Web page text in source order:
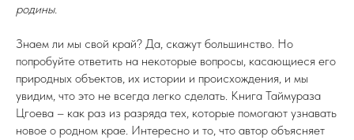
родины.
Знаем ли мы свой край? Да, скажут большинство. Но
попробуйте ответить на некоторые вопросы, касающиеся его
природных объектов, их истории и происхождения, и мы
увидим, что это не всегда легко сделать. Книга Таймураза
Цгоева – как раз из разряда тех, которые помогают узнавать
новое о родном крае. Интересно и то, что автор объясняет